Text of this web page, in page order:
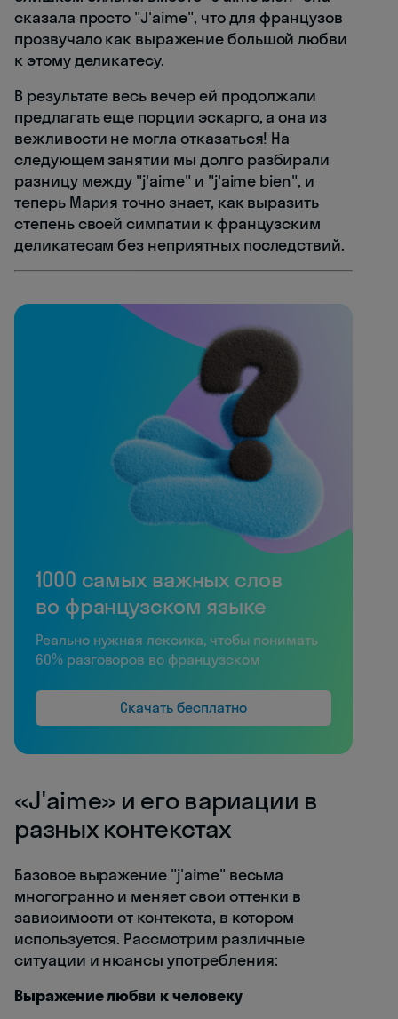
сказала просто "J'aime", что для французов
прозвучало как выражение большой любви
к этому деликатесу.
В результате весь вечер ей продолжали
предлагать еще порции эскарго, а она из
вежливости не могла отказаться! На
следующем занятии мы долго разбирали
разницу между "j'aime" и "j'aime bien", и
теперь Мария точно знает, как выразить
степень своей симпатии к французским
деликатесам без неприятных последствий.
1000 самых важных слов
во французском языке
Реально нужная лексика, чтобы понимать
60% разговоров во французском
Скачать бесплатно
«J'aime» и его вариации в
разных контекстах
Базовое выражение "j'aime" весьма
многогранно и меняет свои оттенки в
зависимости от контекста, в котором
используется. Рассмотрим различные
ситуации и нюансы употребления:
Выражение любви к человеку